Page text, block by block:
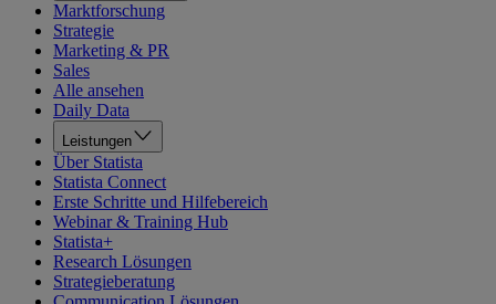
Marktforschung
Strategie
Marketing & PR
Sales
Alle ansehen
Daily Data
Leistungen
Über Statista
Statista Connect
Erste Schritte und Hilfebereich
Webinar & Training Hub
Statista+
Research Lösungen
Strategieberatung